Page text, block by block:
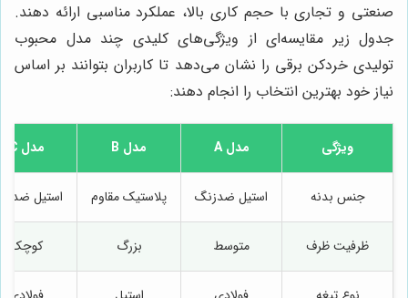
صنعتی و تجاری با حجم کاری بالا، عملکرد مناسبی ارائه دهند.
جدول زیر مقایسه‌ای از ویژگی‌های کلیدی چند مدل محبوب
تولیدی خردکن برقی را نشان می‌دهد تا کاربران بتوانند بر اساس
نیاز خود بهترین انتخاب را انجام دهند:
ویژگی مدل A مدل B مدل C
جنس بدنه استیل ضدزنگ پلاستیک مقاوم استیل
ظرفیت ظرف متوسط بزرگ کوچک